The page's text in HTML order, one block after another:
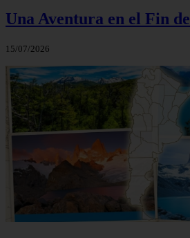
Una Aventura en el Fin
15/07/2026